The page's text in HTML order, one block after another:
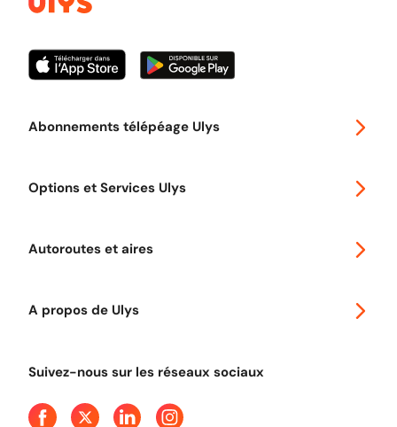
Abonnements télépéage Ulys
Options et Services Ulys
Autoroutes et aires
A propos de Ulys
Presse
Suivez-nous sur les réseaux sociaux